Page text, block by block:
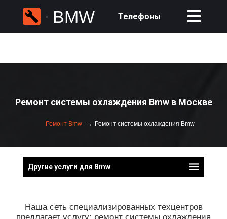
BMW Телефоны
Ремонт системы охлаждения Bmw в Москве
Ремонт Bmw Ремонт системы охлаждения Bmw
Другие услуги для Bmw
Наша сеть специализированных техцентров